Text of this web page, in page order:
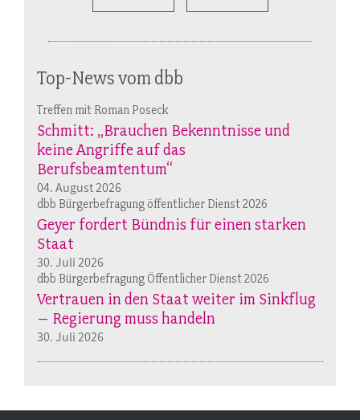
Top-News vom dbb
Treffen mit Roman Poseck
Schmitt: „Brauchen Bekenntnisse und
keine Angriffe auf das
Berufsbeamtentum“
04. August 2026
dbb Bürgerbefragung öffentlicher Dienst 2026
Geyer fordert Bündnis für einen starken
Staat
30. Juli 2026
dbb Bürgerbefragung Öffentlicher Dienst 2026
Vertrauen in den Staat weiter im Sinkflug
– Regierung muss handeln
30. Juli 2026